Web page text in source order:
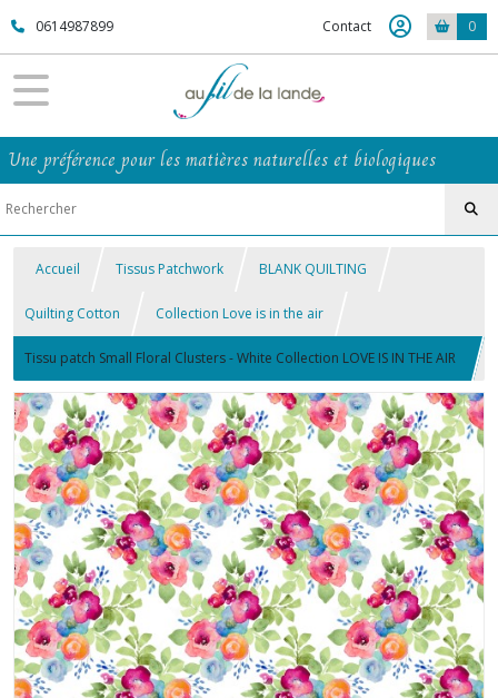
0614987899 Contact 0
Une préférence pour les matières naturelles et biologiques
Accueil Tissus Patchwork BLANK QUILTING
Quilting Cotton Collection Love is in the air
Tissu patch Small Floral Clusters - White Collection LOVE IS IN THE AIR
100% coton BLANK QUILTING